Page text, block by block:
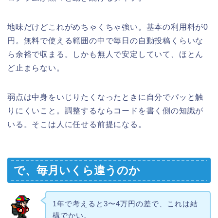
地味だけどこれがめちゃくちゃ強い。基本の利用料が0
円。無料で使える範囲の中で毎日の自動投稿くらいな
ら余裕で収まる。しかも無人で安定していて、ほとん
ど止まらない。
弱点は中身をいじりたくなったときに自分でパッと触
りにくいこと。調整するならコードを書く側の知識が
いる。そこは人に任せる前提になる。
で、毎月いくら違うのか
1年で考えると3〜4万円の差で、これは結
構でかい。